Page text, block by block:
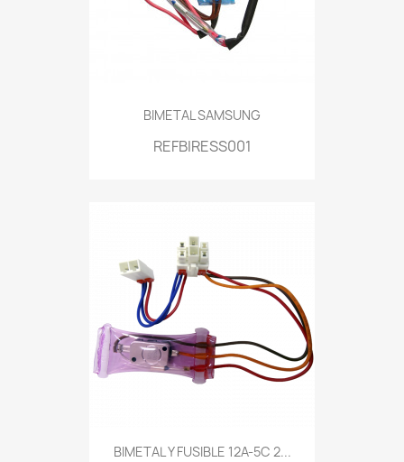
BIMETAL SAMSUNG
REFBIRESS001
BIMETAL Y FUSIBLE 12A-5C 2...